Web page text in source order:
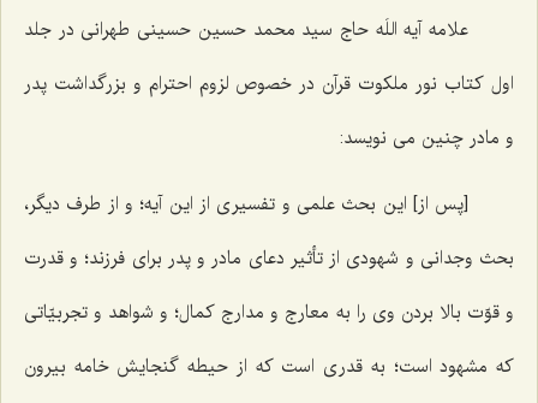
علامه آیه اللَه حاج سید محمد حسین حسینی طهرانی در جلد
اول کتاب نور ملکوت قرآن در خصوص لزوم احترام و بزرگداشت پدر
و مادر چنین می نویسد:
[پس از] اين بحث علمى و تفسيرى از اين آيه؛ و از طرف ديگر،
بحث وجدانى و شهودى از تأثير دعاى مادر و پدر براى فرزند؛ و قدرت
و قوّت بالا بردن وى را به معارج و مدارج كمال؛ و شواهد و تجربيّاتى
كه مشهود است؛ به قدرى است كه از حيطه گنجايش خامه بيرون